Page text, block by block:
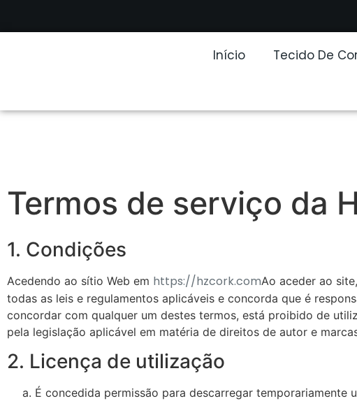
Início Tecido De
Termos de serviço da
1. Condições
Acedendo ao sítio Web em https://hzcork.comAo aceder ao
todas as leis e regulamentos aplicáveis e concorda que é
concordar com qualquer um destes termos, está proibido de
pela legislação aplicável em matéria de direitos de autor e
2. Licença de utilização
É concedida permissão para descarregar